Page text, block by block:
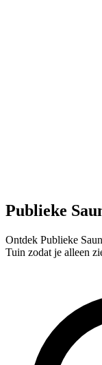
Publieke
Ontdek Publieke
Tuin zodat je alleen